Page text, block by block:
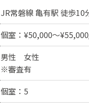
JR常磐線 亀有駅 徒歩10
個室：¥50,000～
男性 女性
※審査有
個室：5